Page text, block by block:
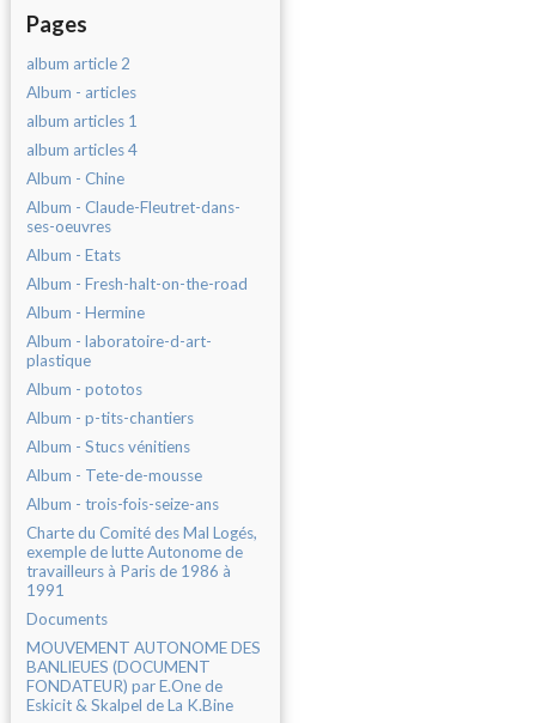
Pages
album article 2
Album - articles
album articles 1
album articles 4
Album - Chine
Album - Claude-Fleutret-dans-
ses-oeuvres
Album - Etats
Album - Fresh-halt-on-the-road
Album - Hermine
Album - laboratoire-d-art-
plastique
Album - pototos
Album - p-tits-chantiers
Album - Stucs vénitiens
Album - Tete-de-mousse
Album - trois-fois-seize-ans
Charte du Comité des Mal Logés,
exemple de lutte Autonome de
travailleurs à Paris de 1986 à
1991
Documents
MOUVEMENT AUTONOME DES
BANLIEUES (DOCUMENT
FONDATEUR) par E.One de
Eskicit & Skalpel de La K.Bine